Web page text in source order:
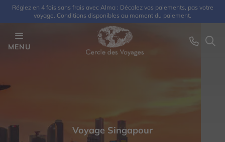
Réglez en 4 fois sans frais avec Alma : Décalez vos paiements, pas votre
voyage. Conditions disponibles au moment du paiement.
MENU
Voyage Singapour